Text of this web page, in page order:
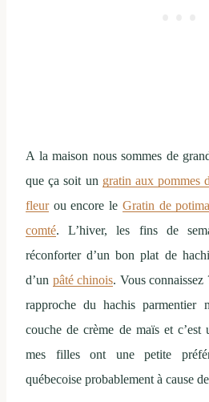
A la maison nous sommes de
que ça soit un gratin aux pommes
fleurou encore le Gratin de
comté. L’hiver, les fins de
réconforter d’un bon plat de
d’un pâté chinois. Vous connaissez
rapproche du hachis parmentier
couche de crème de maïs et
mes filles ont une petite
québecoise probablement à cause